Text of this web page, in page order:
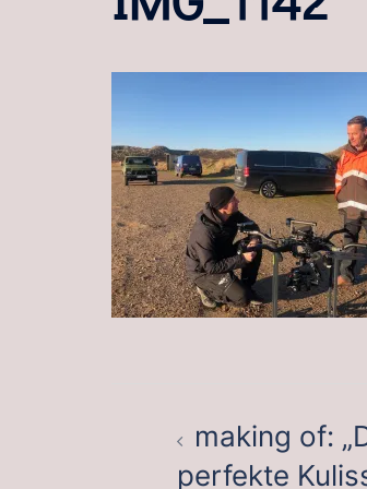
making of:
perfekte